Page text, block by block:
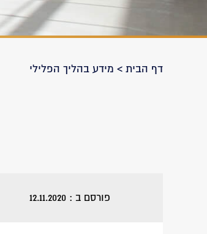
דף הבית > מידע בהליך הפלילי
פורסם ב : 12.11.2020